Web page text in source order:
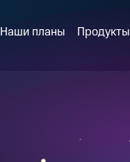
Наши планы Продукты